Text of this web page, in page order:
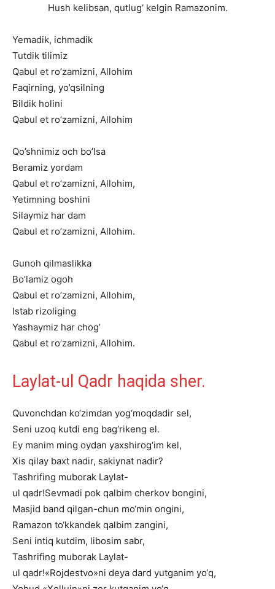
Yemadik, ichmadik
Tutdik tilimiz
Qabul et ro’zamizni, Allohim
Faqirning, yo’qsilning
Bildik holini
Qabul et ro’zamizni, Allohim
Qo’shnimiz och bo’lsa
Beramiz yordam
Qabul et ro’zamizni, Allohim,
Yetimning boshini
Silaymiz har dam
Qabul et ro’zamizni, Allohim.
Gunoh qilmaslikka
Bo’lamiz ogoh
Qabul et ro’zamizni, Allohim,
Istab rizoliging
Yashaymiz har chog’
Qabul et ro’zamizni, Allohim.
Laylat-ul Qadr haqida sher.
Quvonchdan ko‘zimdan yog‘moqdadir sel,
Seni uzoq kutdi eng bag‘rikeng el.
Ey manim ming oydan yaxshirog‘im kel,
Xis qilay baxt nadir, sakiynat nadir?
Tashrifing muborak Laylat-
ul qadr!Sevmadi pok qalbim cherkov bongini,
Masjid band qilgan-chun mo‘min ongini,
Ramazon to‘kkandek qalbim zangini,
Seni intiq kutdim, libosim sabr,
Tashrifing muborak Laylat-
ul qadr!«Rojdestvo»ni deya dard yutganim yo‘q,